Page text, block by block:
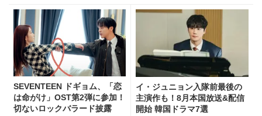
SEVENTEEN ドギョム、「恋
は命がけ」OST第2弾に参加！
切ないロックバラード披露
イ・ジュニョン入隊前最後の
主演作も！8月本国放送&配信
開始 韓国ドラマ7選